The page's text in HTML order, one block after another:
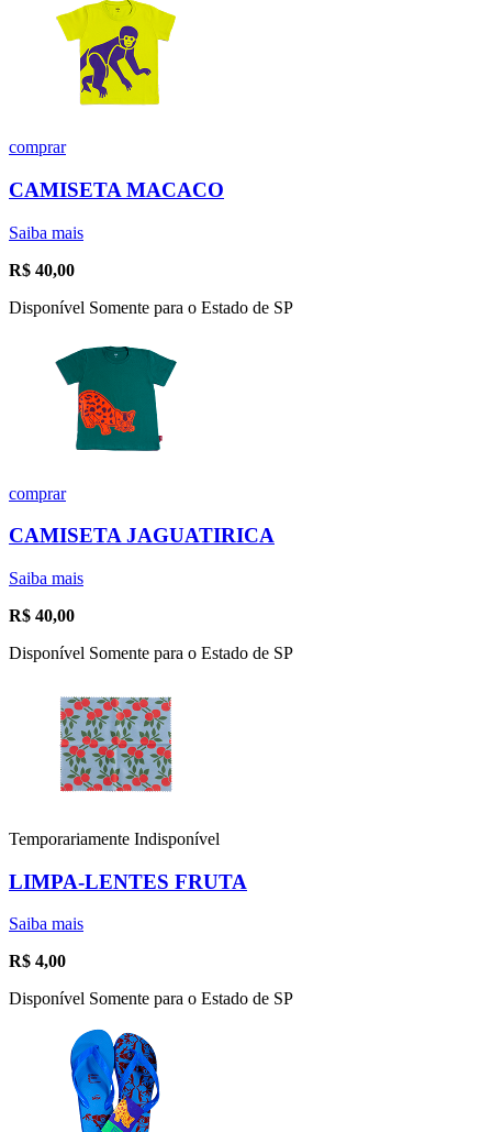
comprar
CAMISETA MACACO
Saiba mais
R$ 40,00
Disponível Somente para o Estado de SP
comprar
CAMISETA JAGUATIRICA
Saiba mais
R$ 40,00
Disponível Somente para o Estado de SP
Temporariamente Indisponível
LIMPA-LENTES FRUTA
Saiba mais
R$ 4,00
Disponível Somente para o Estado de SP